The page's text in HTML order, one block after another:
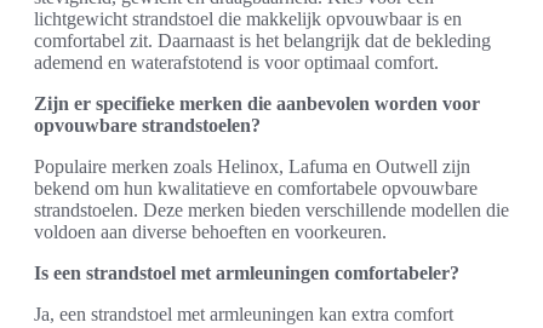
lichtgewicht strandstoel die makkelijk opvouwbaar is en
comfortabel zit. Daarnaast is het belangrijk dat de bekleding
ademend en waterafstotend is voor optimaal comfort.
Zijn er specifieke merken die aanbevolen worden voor
opvouwbare strandstoelen?
Populaire merken zoals Helinox, Lafuma en Outwell zijn
bekend om hun kwalitatieve en comfortabele opvouwbare
strandstoelen. Deze merken bieden verschillende modellen die
voldoen aan diverse behoeften en voorkeuren.
Is een strandstoel met armleuningen comfortabeler?
Ja, een strandstoel met armleuningen kan extra comfort